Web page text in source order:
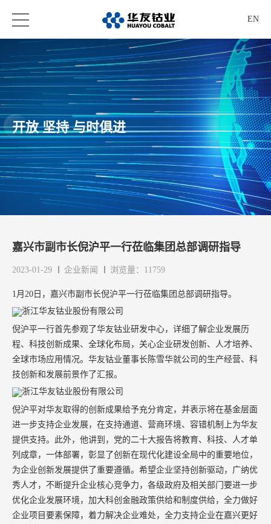
EN
开放 坚持 与时俱进
嘉兴市副市长倪沪平一行莅临集团总部调研指导
2023-01-29 企业新闻 浏览量：11759
1月20日，嘉兴市副市长倪沪平一行莅临集团总部调研指导。
倪沪平一行首先参观了华友钴业研发中心，详细了解企业发展历
程、科技创新成果、全球化布局，关心企业研发创新、人才培养、
全球市场应用情况。华友钴业董事长陈雪华就公司的生产经营、科
技创新和发展前景作了汇报。
倪沪平对华友取得的创新成果给予充分肯定，并表示将在基金层面
进一步支持企业发展，在支持通道、营商环境、容错机制上为华友
提供支持。此外，他讲到，党的二十大报告将教育、科技、人才单
列成章，一体部署，彰显了创新在现代化建设全局中的重要地位，
为企业创新发展提供了重要遵循。希望企业坚持创新驱动，广纳优
秀人才，不断提升企业核心竞争力，各级政府及相关部门要进一步
优化企业发展环境，加大科创金融政策供给和制度供给，全力做好
企业项目要素保障，着力解决企业难处，全力支持企业在嘉兴更好